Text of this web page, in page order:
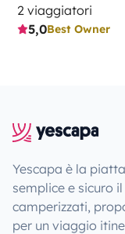
2 viaggiatori
5,0Best Owner
Yescapa è la
semplice e sicuro
camperizzati,
per un viaggio